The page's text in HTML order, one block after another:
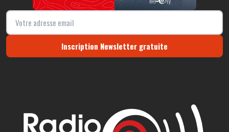
Inscription Newsletter gratuite